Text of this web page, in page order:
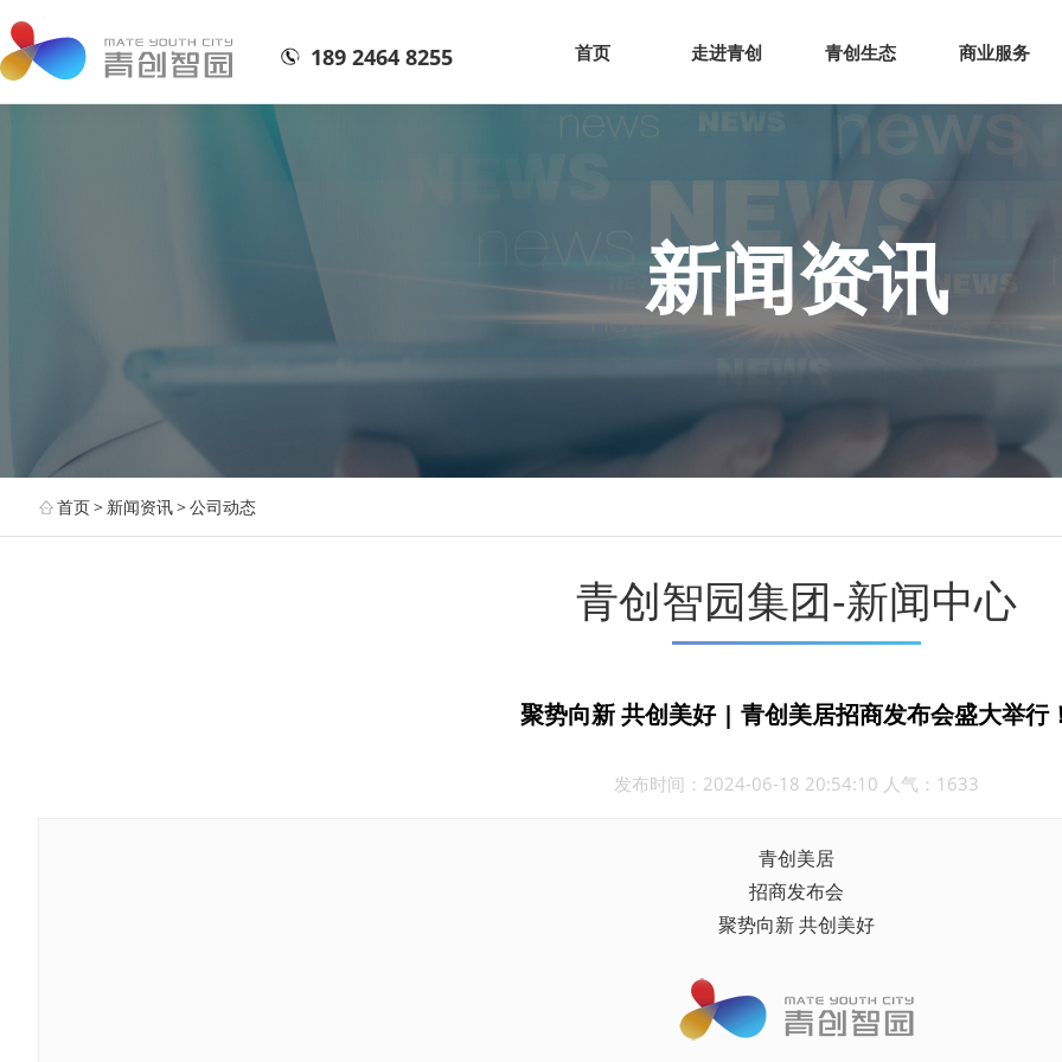
网站首页 走进青创 青创
189 2464 8255 首页 走进青创 青创生态 商业服务
新闻资讯
首页> 新闻资讯>公司动态
青创智园集团-新闻中心
聚势向新 共创美好 | 青创美居招商发布会盛大举行
发布时间：2024-06-18 20:54:10 人气：1633
青创美居
招商发布会
聚势向新 共创美好